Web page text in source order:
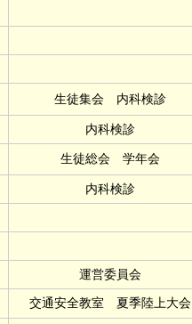
生徒集会 内科検診
内科検診
生徒総会 学年会
内科検診
運営委員会
交通安全教室 夏季陸上大会